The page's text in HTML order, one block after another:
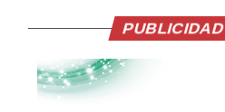
PUBLICIDAD